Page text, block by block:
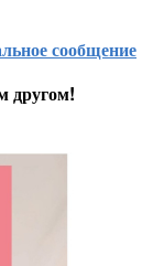
сообщение
другом!